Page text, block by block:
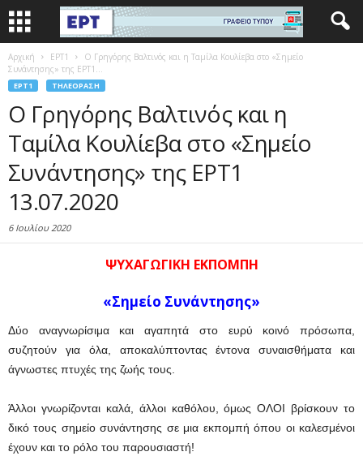
Αρχική EΡΤ1
Ο Γρηγόρης Βαλτινός και η Ταμίλα Κουλίεβα στο «Σημείο
Συνάντησης» της ΕΡΤ1...
EΡΤ1 ΤΗΛΕΌΡΑΣΗ
Ο Γρηγόρης Βαλτινός και η
Ταμίλα Κουλίεβα στο «Σημείο
Συνάντησης» της ΕΡΤ1
13.07.2020
6 Ιουλίου 2020
ΨΥΧΑΓΩΓΙΚΗ ΕΚΠΟΜΠΗ
«Σημείο Συνάντησης»
Δύο αναγνωρίσιμα και αγαπητά στο ευρύ κοινό πρόσωπα,
συζητούν για όλα, αποκαλύπτοντας έντονα συναισθήματα και
άγνωστες πτυχές της ζωής τους.
Άλλοι γνωρίζονται καλά, άλλοι καθόλου, όμως ΟΛΟΙ βρίσκουν το
δικό τους σημείο συνάντησης σε μια εκπομπή όπου οι καλεσμένοι
έχουν και το ρόλο του παρουσιαστή!